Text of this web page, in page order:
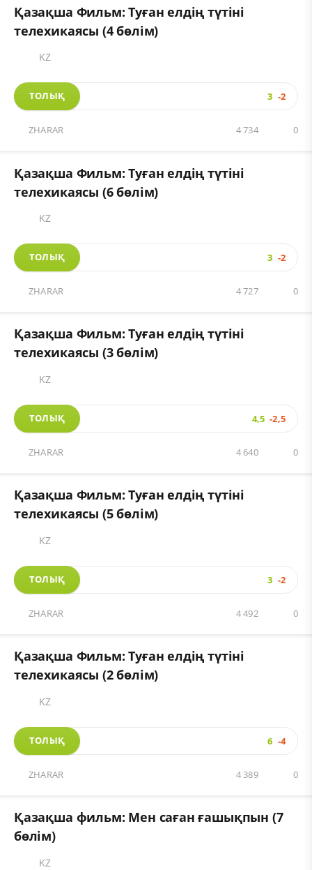
Қазақша Фильм: Туған елдің түтіні
телехикаясы (4 бөлім)
KZ
ТОЛЫҚ 3 -2
ZHARAR 0
4 734
Қазақша Фильм: Туған елдің түтіні
телехикаясы (6 бөлім)
KZ
ТОЛЫҚ 3 -2
ZHARAR 0
4 727
Қазақша Фильм: Туған елдің түтіні
телехикаясы (3 бөлім)
KZ
ТОЛЫҚ 4,5 -2,5
ZHARAR 0
4 640
Қазақша Фильм: Туған елдің түтіні
телехикаясы (5 бөлім)
KZ
ТОЛЫҚ 3 -2
ZHARAR 0
4 492
Қазақша Фильм: Туған елдің түтіні
телехикаясы (2 бөлім)
KZ
ТОЛЫҚ 6 -4
ZHARAR 0
4 389
Қазақша фильм: Мен саған ғашықпын (7
бөлім)
KZ